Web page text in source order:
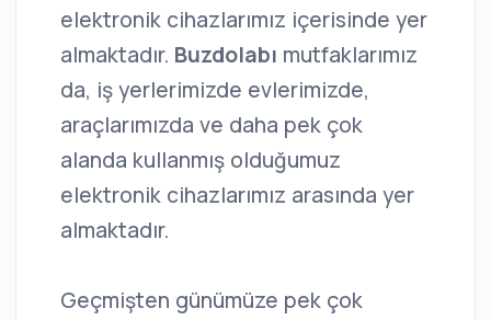
elektronik cihazlarımız içerisinde yer
almaktadır. Buzdolabı mutfaklarımız
da, iş yerlerimizde evlerimizde,
araçlarımızda ve daha pek çok
alanda kullanmış olduğumuz
elektronik cihazlarımız arasında yer
almaktadır.
Geçmişten günümüze pek çok